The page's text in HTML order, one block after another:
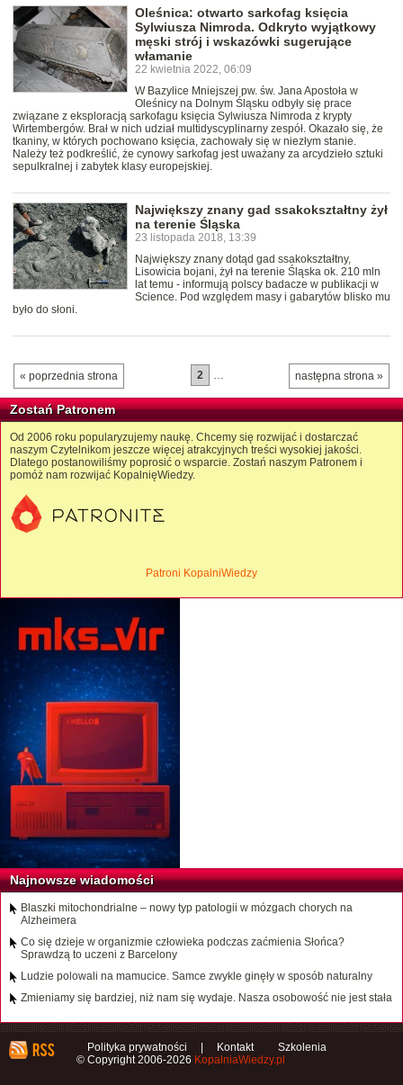
Oleśnica: otwarto sarkofag księcia
Sylwiusza Nimroda. Odkryto wyjątkowy
męski strój i wskazówki sugerujące
włamanie
22 kwietnia 2022, 06:09
W Bazylice Mniejszej pw. św. Jana Apostoła w
Oleśnicy na Dolnym Śląsku odbyły się prace
związane z eksploracją sarkofagu księcia Sylwiusza Nimroda z krypty
Wirtembergów. Brał w nich udział multidyscyplinarny zespół. Okazało się, że
tkaniny, w których pochowano księcia, zachowały się w niezłym stanie.
Należy też podkreślić, że cynowy sarkofag jest uważany za arcydzieło sztuki
sepulkralnej i zabytek klasy europejskiej.
Największy znany gad ssakokształtny żył
na terenie Śląska
23 listopada 2018, 13:39
Największy znany dotąd gad ssakokształtny,
Lisowicia bojani, żył na terenie Śląska ok. 210 mln
lat temu - informują polscy badacze w publikacji w
Science. Pod względem masy i gabarytów blisko mu
było do słoni.
« poprzednia strona następna strona »
2 …
Zostań Patronem
Od 2006 roku popularyzujemy naukę. Chcemy się rozwijać i dostarczać
naszym Czytelnikom jeszcze więcej atrakcyjnych treści wysokiej jakości.
Dlatego postanowiliśmy poprosić o wsparcie. Zostań naszym Patronem i
pomóż nam rozwijać KopalnięWiedzy.
Patroni KopalniWiedzy
Najnowsze wiadomości
Blaszki mitochondrialne – nowy typ patologii w mózgach chorych na
Alzheimera
Co się dzieje w organizmie człowieka podczas zaćmienia Słońca?
Sprawdzą to uczeni z Barcelony
Ludzie polowali na mamucice. Samce zwykle ginęły w sposób naturalny
Zmieniamy się bardziej, niż nam się wydaje. Nasza osobowość nie jest stała
Polityka prywatności Kontakt
Szkolenia
© Copyright 2006-2026 KopalniaWiedzy.pl